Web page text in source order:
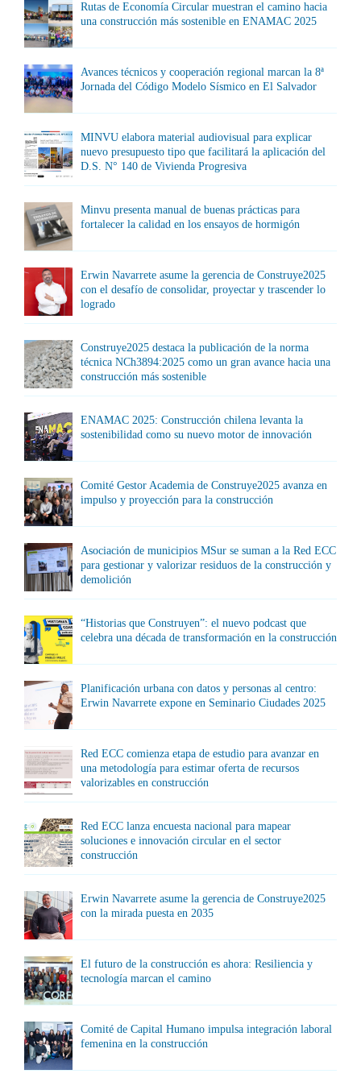
Rutas de Economía Circular muestran el camino hacia
una construcción más sostenible en ENAMAC 2025
Avances técnicos y cooperación regional marcan la 8ª
Jornada del Código Modelo Sísmico en El Salvador
MINVU elabora material audiovisual para explicar
nuevo presupuesto tipo que facilitará la aplicación del
D.S. N° 140 de Vivienda Progresiva
Minvu presenta manual de buenas prácticas para
fortalecer la calidad en los ensayos de hormigón
Erwin Navarrete asume la gerencia de Construye2025
con el desafío de consolidar, proyectar y trascender lo
logrado
Construye2025 destaca la publicación de la norma
técnica NCh3894:2025 como un gran avance hacia una
construcción más sostenible
ENAMAC 2025: Construcción chilena levanta la
sostenibilidad como su nuevo motor de innovación
Comité Gestor Academia de Construye2025 avanza en
impulso y proyección para la construcción
Asociación de municipios MSur se suman a la Red ECC
para gestionar y valorizar residuos de la construcción y
demolición
“Historias que Construyen”: el nuevo podcast que
celebra una década de transformación en la construcción
Planificación urbana con datos y personas al centro:
Erwin Navarrete expone en Seminario Ciudades 2025
Red ECC comienza etapa de estudio para avanzar en
una metodología para estimar oferta de recursos
valorizables en construcción
Red ECC lanza encuesta nacional para mapear
soluciones e innovación circular en el sector
construcción
Erwin Navarrete asume la gerencia de Construye2025
con la mirada puesta en 2035
El futuro de la construcción es ahora: Resiliencia y
tecnología marcan el camino
Comité de Capital Humano impulsa integración laboral
femenina en la construcción